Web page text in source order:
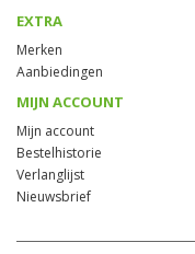
EXTRA
Merken
Aanbiedingen
MIJN ACCOUNT
Mijn account
Bestelhistorie
Verlanglijst
Nieuwsbrief